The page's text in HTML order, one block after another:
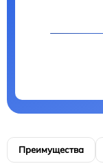
Преимущества